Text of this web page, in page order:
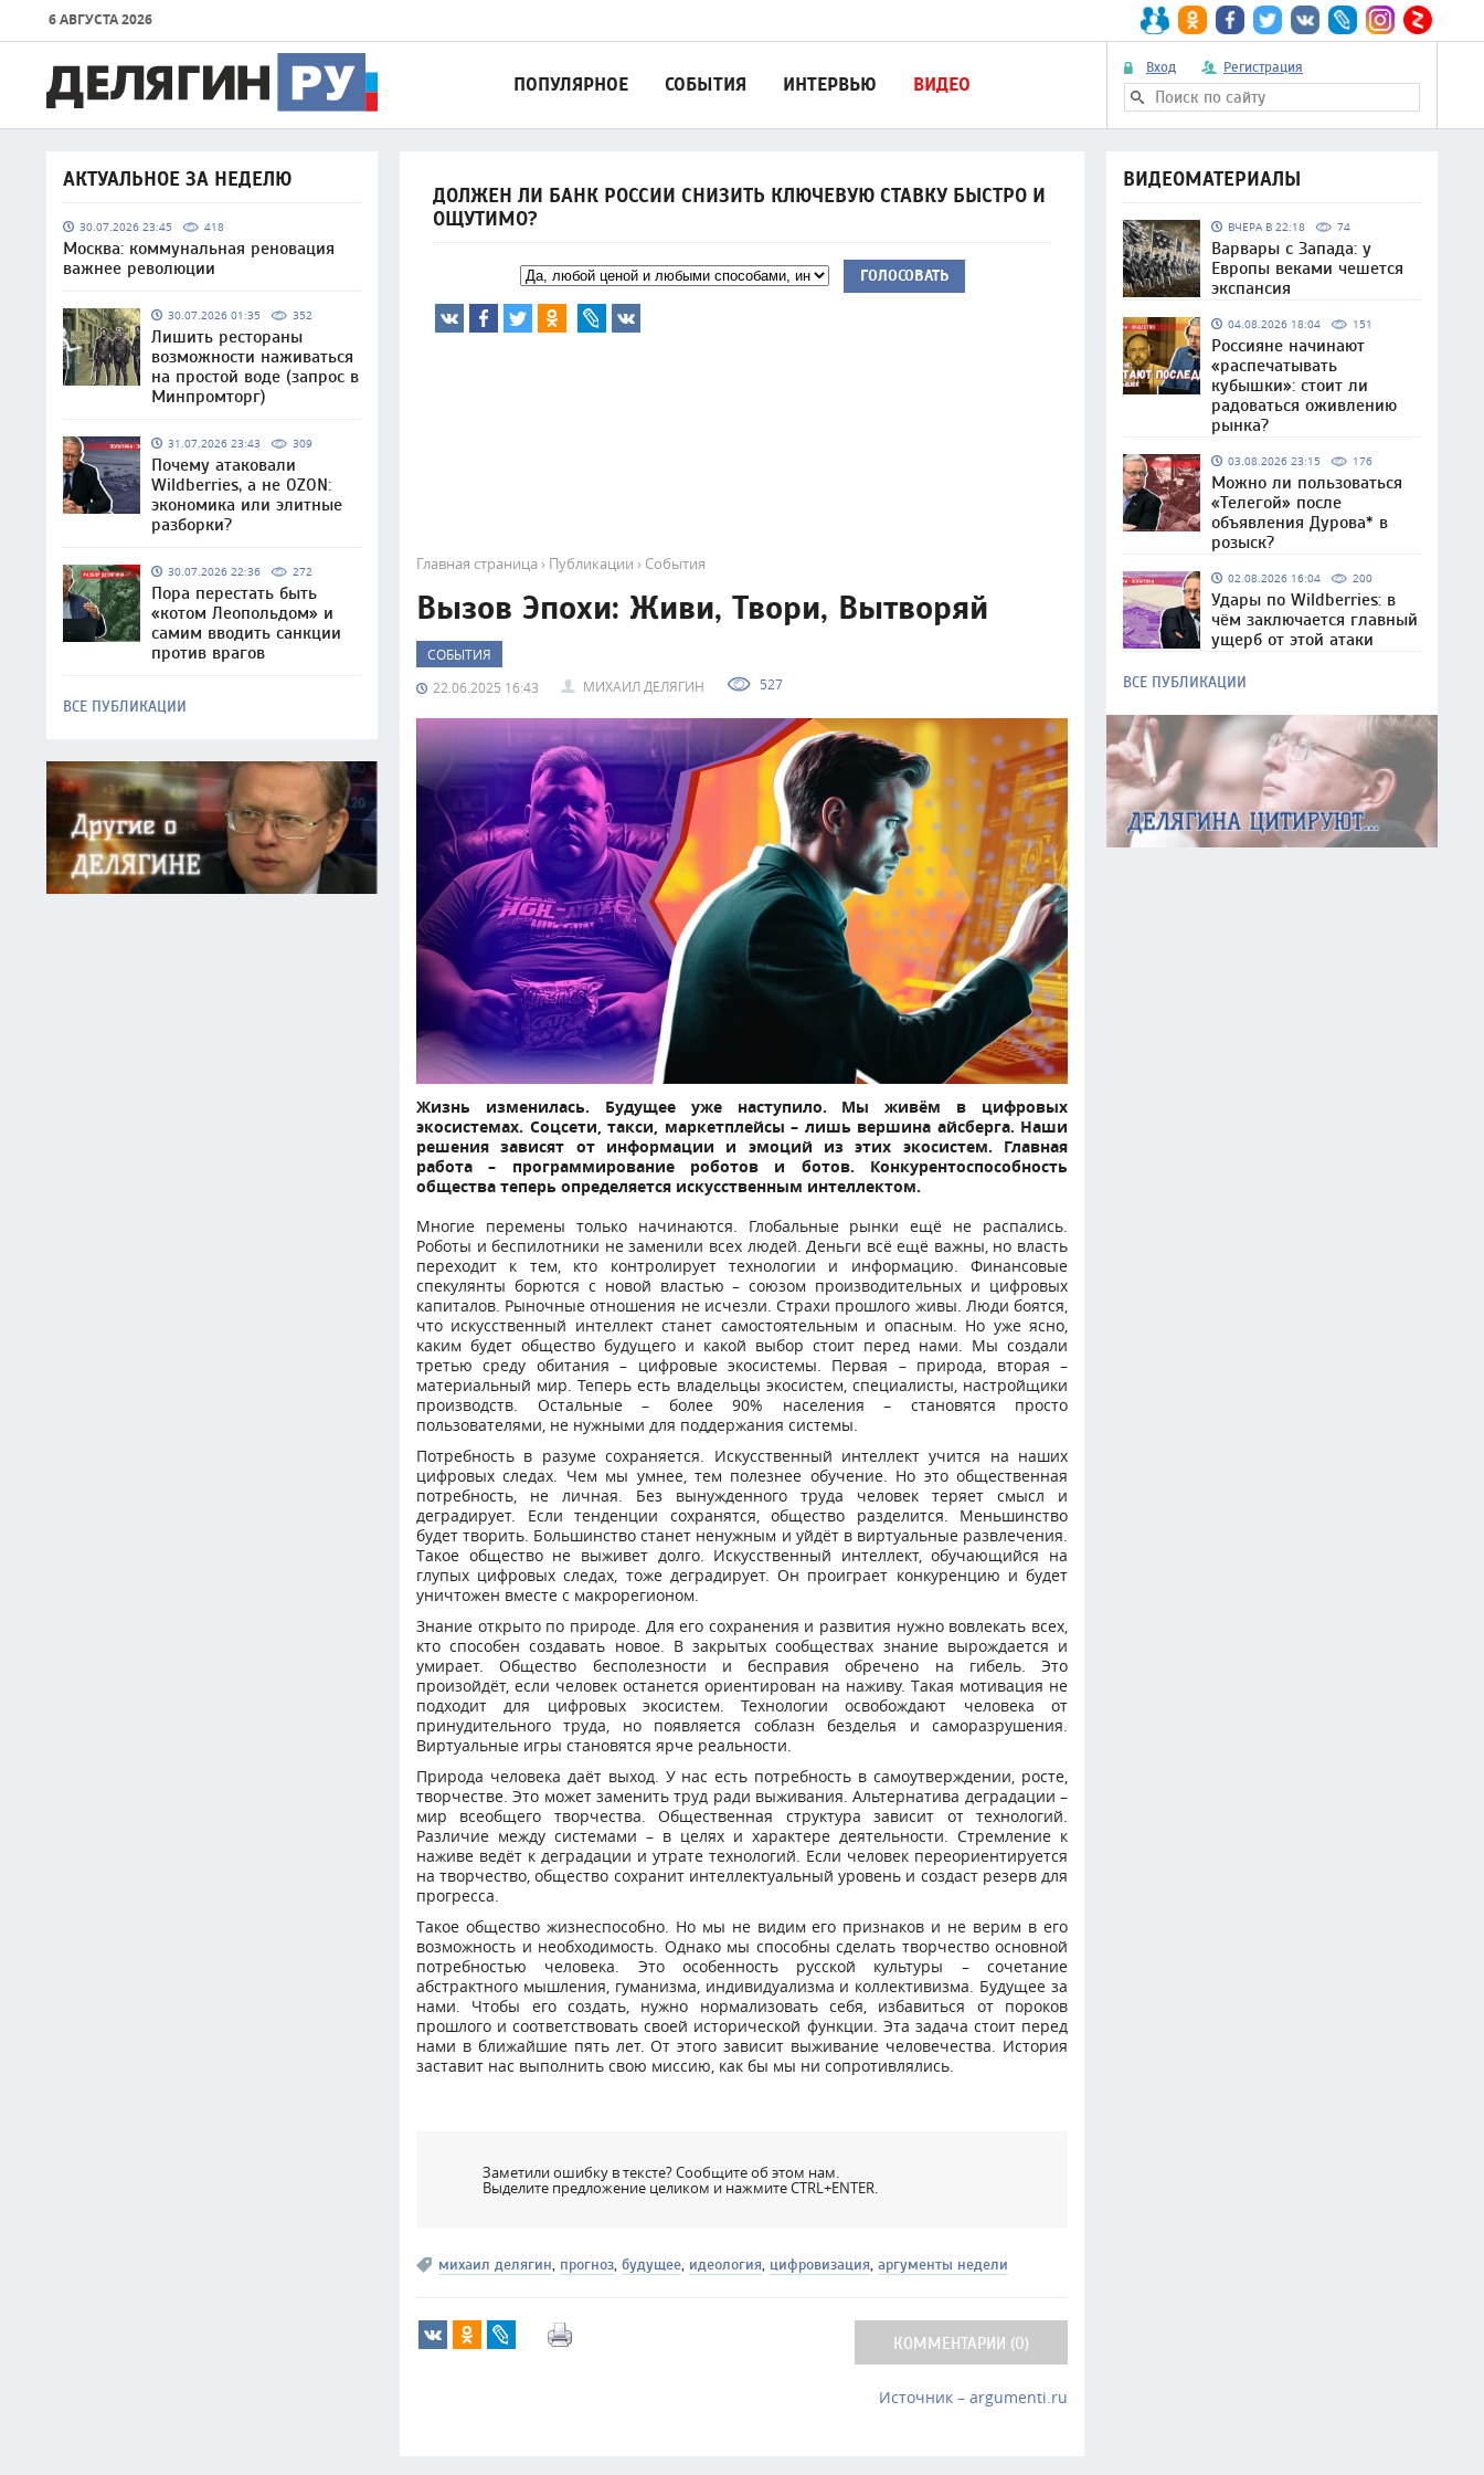
6 АВГУСТА 2026
Вход Регистрация
ПОПУЛЯРНОЕ СОБЫТИЯ ИНТЕРВЬЮ ВИДЕО
АКТУАЛЬНОЕ ЗА НЕДЕЛЮ
30.07.2026 23:45 418
Москва: коммунальная реновация
важнее революции
30.07.2026 01:35 352
Лишить рестораны
возможности наживаться
на простой воде (запрос в
Минпромторг)
31.07.2026 23:43 309
Почему атаковали
Wildberries, а не OZON:
экономика или элитные
разборки?
30.07.2026 22:36 272
Пора перестать быть
«котом Леопольдом» и
самим вводить санкции
против врагов
ВСЕ ПУБЛИКАЦИИ
ДОЛЖЕН ЛИ БАНК РОССИИ СНИЗИТЬ КЛЮЧЕВУЮ СТАВКУ БЫСТРО И
ОЩУТИМО?
ГОЛОСОВАТЬ
Главная страница › Публикации › События
Вызов Эпохи: Живи, Твори, Вытворяй
СОБЫТИЯ
22.06.2025 16:43
МИХАИЛ ДЕЛЯГИН 527
Жизнь изменилась. Будущее уже наступило. Мы живём в цифровых
экосистемах. Соцсети, такси, маркетплейсы – лишь вершина айсберга. Наши
решения зависят от информации и эмоций из этих экосистем. Главная
работа – программирование роботов и ботов. Конкурентоспособность
общества теперь определяется искусственным интеллектом.
Многие перемены только начинаются. Глобальные рынки ещё не распались.
Роботы и беспилотники не заменили всех людей. Деньги всё ещё важны, но власть
переходит к тем, кто контролирует технологии и информацию. Финансовые
спекулянты борются с новой властью – союзом производительных и цифровых
капиталов. Рыночные отношения не исчезли. Страхи прошлого живы. Люди боятся,
что искусственный интеллект станет самостоятельным и опасным. Но уже ясно,
каким будет общество будущего и какой выбор стоит перед нами. Мы создали
третью среду обитания – цифровые экосистемы. Первая – природа, вторая –
материальный мир. Теперь есть владельцы экосистем, специалисты, настройщики
производств. Остальные – более 90% населения – становятся просто
пользователями, не нужными для поддержания системы.
Потребность в разуме сохраняется. Искусственный интеллект учится на наших
цифровых следах. Чем мы умнее, тем полезнее обучение. Но это общественная
потребность, не личная. Без вынужденного труда человек теряет смысл и
деградирует. Если тенденции сохранятся, общество разделится. Меньшинство
будет творить. Большинство станет ненужным и уйдёт в виртуальные развлечения.
Такое общество не выживет долго. Искусственный интеллект, обучающийся на
глупых цифровых следах, тоже деградирует. Он проиграет конкуренцию и будет
уничтожен вместе с макрорегионом.
Знание открыто по природе. Для его сохранения и развития нужно вовлекать всех,
кто способен создавать новое. В закрытых сообществах знание вырождается и
умирает. Общество бесполезности и бесправия обречено на гибель. Это
произойдёт, если человек останется ориентирован на наживу. Такая мотивация не
подходит для цифровых экосистем. Технологии освобождают человека от
принудительного труда, но появляется соблазн безделья и саморазрушения.
Виртуальные игры становятся ярче реальности.
Природа человека даёт выход. У нас есть потребность в самоутверждении, росте,
творчестве. Это может заменить труд ради выживания. Альтернатива деградации –
мир всеобщего творчества. Общественная структура зависит от технологий.
Различие между системами – в целях и характере деятельности. Стремление к
наживе ведёт к деградации и утрате технологий. Если человек переориентируется
на творчество, общество сохранит интеллектуальный уровень и создаст резерв для
прогресса.
Такое общество жизнеспособно. Но мы не видим его признаков и не верим в его
возможность и необходимость. Однако мы способны сделать творчество основной
потребностью человека. Это особенность русской культуры – сочетание
абстрактного мышления, гуманизма, индивидуализма и коллективизма. Будущее за
нами. Чтобы его создать, нужно нормализовать себя, избавиться от пороков
прошлого и соответствовать своей исторической функции. Эта задача стоит перед
нами в ближайшие пять лет. От этого зависит выживание человечества. История
заставит нас выполнить свою миссию, как бы мы ни сопротивлялись.
Заметили ошибку в тексте? Сообщите об этом нам.
Выделите предложение целиком и нажмите CTRL+ENTER.
михаил делягин, прогноз, будущее, идеология, цифровизация, аргументы недели
КОММЕНТАРИИ (0)
Источник – argumenti.ru
ВИДЕОМАТЕРИАЛЫ
ВЧЕРА В 22:18 74
Варвары с Запада: у
Европы веками чешется
экспансия
04.08.2026 18:04 151
Россияне начинают
«распечатывать
кубышки»: стоит ли
радоваться оживлению
рынка?
03.08.2026 23:15 176
Можно ли пользоваться
«Телегой» после
объявления Дурова* в
розыск?
02.08.2026 16:04 200
Удары по Wildberries: в
чём заключается главный
ущерб от этой атаки
ВСЕ ПУБЛИКАЦИИ